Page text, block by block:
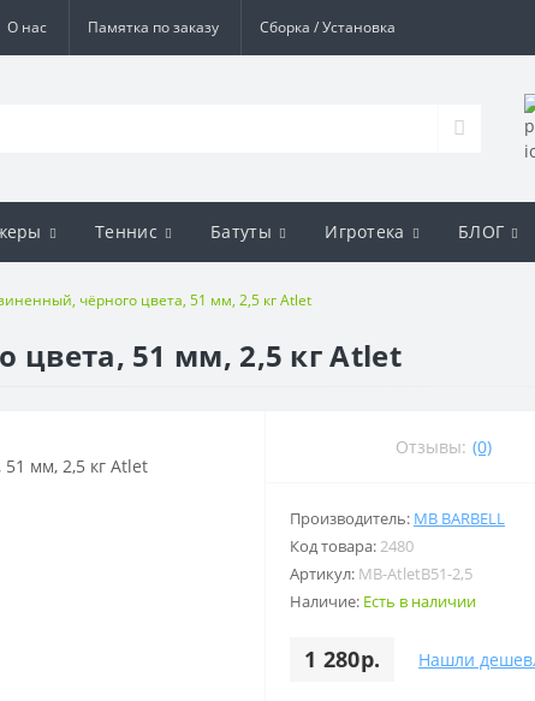
О нас Памятка по заказу Сборка / Установка
Теннис Батуты Игротека БЛОГ
чёрного цвета, 51 мм, 2,5 кг Atlet
цвета, 51 мм, 2,5 кг Atlet
Отзывы: (0)
Производитель: MB BARBELL
Код товара:2480
Артикул: MB-AtletB51-2,5
Наличие: Есть в наличии
1 280р. Нашли